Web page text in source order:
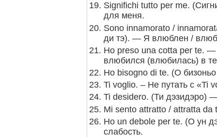
Significhi tutto per me.
для меня.
Sono innamorato /
ди тэ). — Я влюблен /
Ho preso una cotta per te.
влюбился (влюбилась) в
Ho bisogno di te. (О
Ti voglio. – Не путать с «Ti
Ti desidero. (Ти дэзидэро)
Mi sento attratto / attratta
Ho un debole per te. (О ун
слабость.